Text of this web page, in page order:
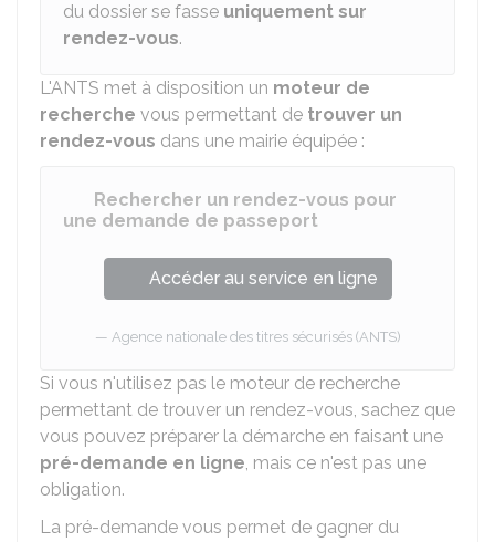
du dossier se fasse uniquement sur
rendez-vous.
L'ANTS met à disposition un moteur de
recherche vous permettant de trouver un
rendez-vous dans une mairie équipée :
Rechercher un rendez-vous pour
une demande de passeport
Accéder au service en ligne
Agence nationale des titres sécurisés (ANTS)
Si vous n'utilisez pas le moteur de recherche
permettant de trouver un rendez-vous, sachez que
vous pouvez préparer la démarche en faisant une
pré-demande en ligne, mais ce n'est pas une
obligation.
La pré-demande vous permet de gagner du